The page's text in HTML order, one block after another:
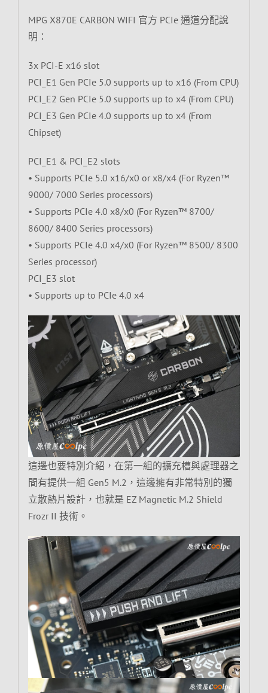
MPG X870E CARBON WIFI 官方 PCIe 通道分配說
明：
3x PCI-E x16 slot
PCI_E1 Gen PCIe 5.0 supports up to x16 (From CPU)
PCI_E2 Gen PCIe 5.0 supports up to x4 (From CPU)
PCI_E3 Gen PCIe 4.0 supports up to x4 (From
Chipset)
PCI_E1 & PCI_E2 slots
• Supports PCIe 5.0 x16/x0 or x8/x4 (For Ryzen™
9000/ 7000 Series processors)
• Supports PCIe 4.0 x8/x0 (For Ryzen™ 8700/
8600/ 8400 Series processors)
• Supports PCIe 4.0 x4/x0 (For Ryzen™ 8500/ 8300
Series processor)
PCI_E3 slot
• Supports up to PCIe 4.0 x4
這邊也要特別介紹，在第一組的擴充槽與處理器之
間有提供一組 Gen5 M.2，這邊擁有非常特別的獨
立散熱片設計，也就是 EZ Magnetic M.2 Shield
Frozr II 技術。